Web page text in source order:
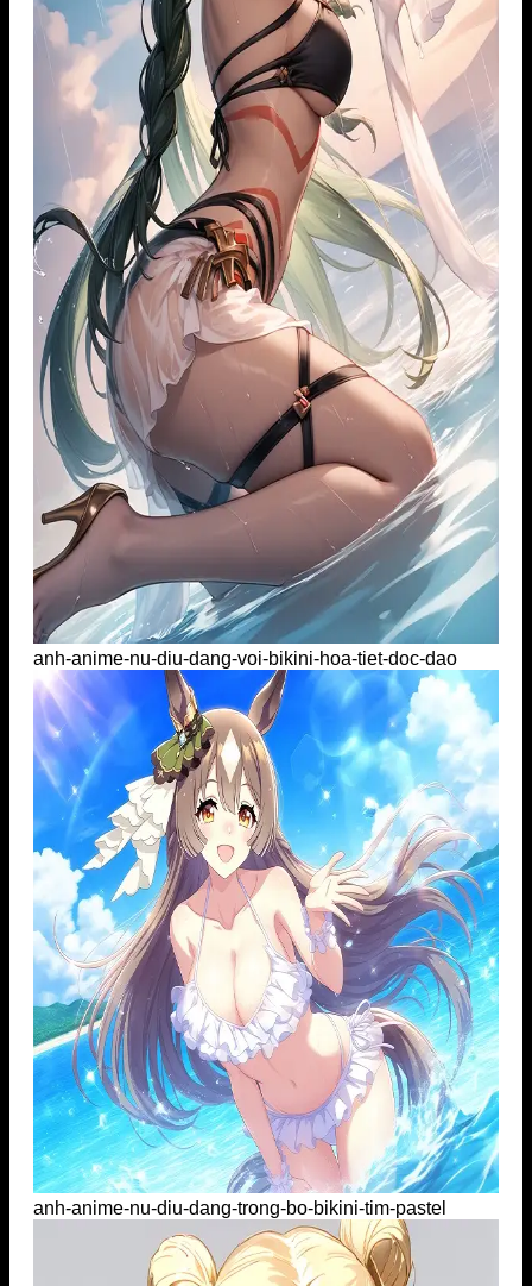
anh-anime-nu-diu-dang-voi-bikini-hoa-tiet-doc-dao
anh-anime-nu-diu-dang-trong-bo-bikini-tim-pastel